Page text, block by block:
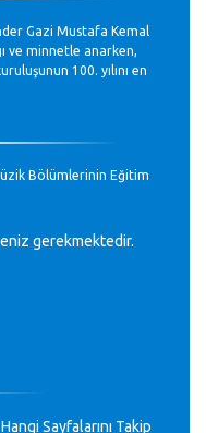
Gazi Mustafa Kemal
ve minnetle anarken,
100. yılını en
Bölümlerinin Eğitim
teveccüh
gerekmektedir.
Sayfalarını Takip